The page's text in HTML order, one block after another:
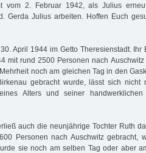
vom 2. Februar 1942, als Julius
Gerda Julius arbeiten. Hoffen Euch
April 1944 im Getto Theresienstadt.
mit rund 2500 Personen nach
noch am gleichen Tag in den
gebracht wurde, lässt sich nicht
Alters und seiner
auch die neunjährige Tochter Ruth
Personen nach Auschwitz gebracht,
sie noch am selben Tag oder aber